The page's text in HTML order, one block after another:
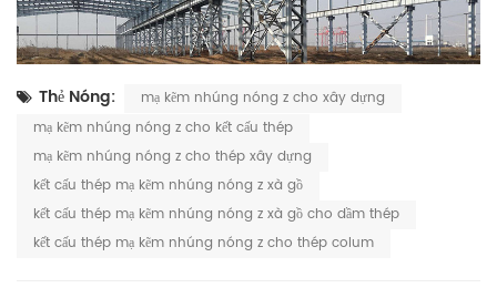
Thẻ Nóng:
mạ kẽm nhúng nóng z cho xây dựng
mạ kẽm nhúng nóng z cho kết cấu thép
mạ kẽm nhúng nóng z cho thép xây dựng
kết cấu thép mạ kẽm nhúng nóng z xà gồ
kết cấu thép mạ kẽm nhúng nóng z xà gồ cho dầm thép
kết cấu thép mạ kẽm nhúng nóng z cho thép colum